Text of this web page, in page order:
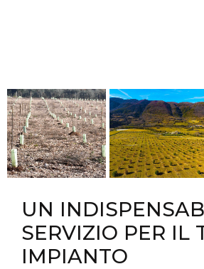
UN
SERVIZIO PER IL
IMPIANTO